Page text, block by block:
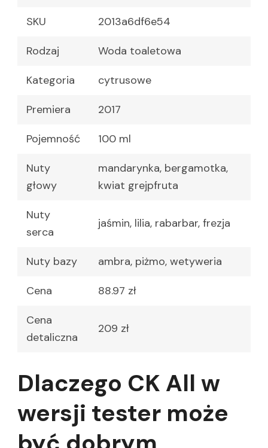
SKU 2013a6df6e54
Rodzaj Woda toaletowa
Kategoria cytrusowe
Premiera 2017
Pojemność 100 ml
Nuty
głowy
mandarynka, bergamotka,
kwiat grejpfruta
Nuty
serca
jaśmin, lilia, rabarbar, frezja
Nuty bazy ambra, piżmo, wetyweria
Cena 88.97 zł
Cena
detaliczna
209 zł
Dlaczego CK All w
wersji tester może